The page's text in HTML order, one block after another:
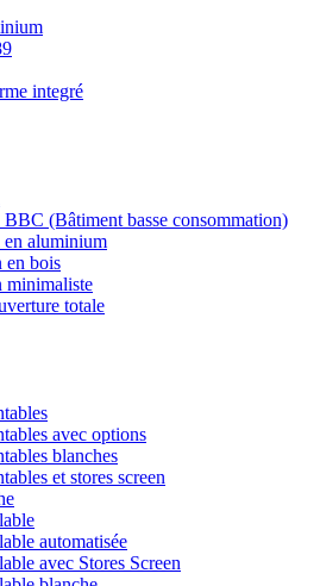
integré
(Bâtiment basse consommation)
en aluminium
en bois
minimaliste
totale
avec options
blanches
et stores screen
automatisée
avec Stores Screen